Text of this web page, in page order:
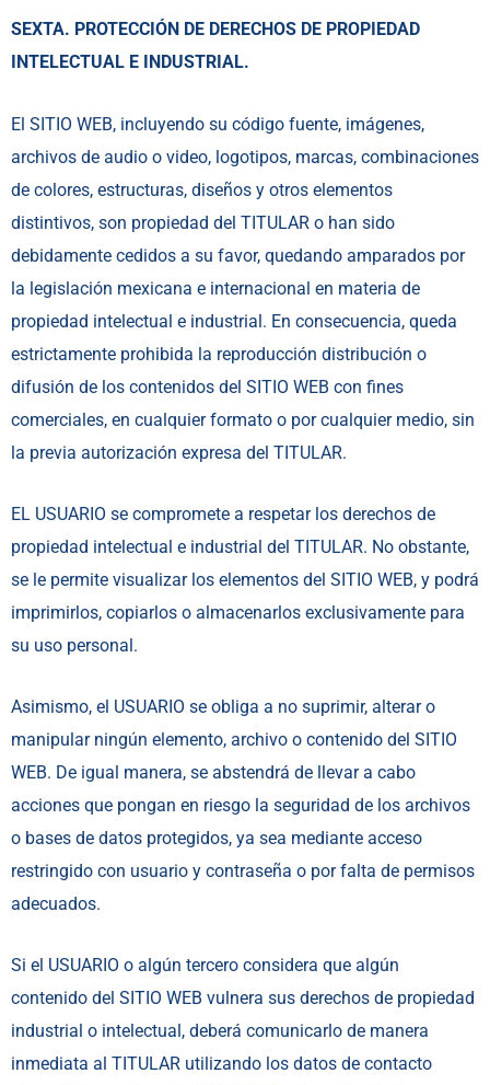
SEXTA. PROTECCIÓN DE DERECHOS DE PROPIEDAD
INTELECTUAL E INDUSTRIAL.
El SITIO WEB, incluyendo su código fuente, imágenes,
archivos de audio o video, logotipos, marcas, combinaciones
de colores, estructuras, diseños y otros elementos
distintivos, son propiedad del TITULAR o han sido
debidamente cedidos a su favor, quedando amparados por
la legislación mexicana e internacional en materia de
propiedad intelectual e industrial. En consecuencia, queda
estrictamente prohibida la reproducción distribución o
difusión de los contenidos del SITIO WEB con fines
comerciales, en cualquier formato o por cualquier medio, sin
la previa autorización expresa del TITULAR.
EL USUARIO se compromete a respetar los derechos de
propiedad intelectual e industrial del TITULAR. No obstante,
se le permite visualizar los elementos del SITIO WEB, y podrá
imprimirlos, copiarlos o almacenarlos exclusivamente para
su uso personal.
Asimismo, el USUARIO se obliga a no suprimir, alterar o
manipular ningún elemento, archivo o contenido del SITIO
WEB. De igual manera, se abstendrá de llevar a cabo
acciones que pongan en riesgo la seguridad de los archivos
o bases de datos protegidos, ya sea mediante acceso
restringido con usuario y contraseña o por falta de permisos
adecuados.
Si el USUARIO o algún tercero considera que algún
contenido del SITIO WEB vulnera sus derechos de propiedad
industrial o intelectual, deberá comunicarlo de manera
inmediata al TITULAR utilizando los datos de contacto